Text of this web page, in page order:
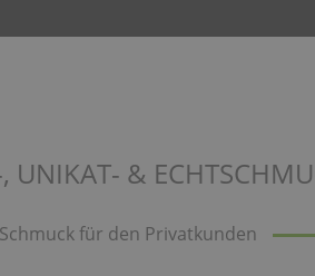
UNIKAT- &
Schmuck für den Privatkunden